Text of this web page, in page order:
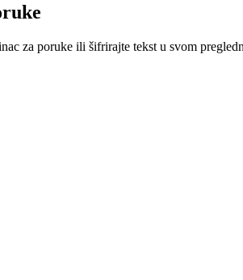
za poruke ili šifrirajte tekst u svom